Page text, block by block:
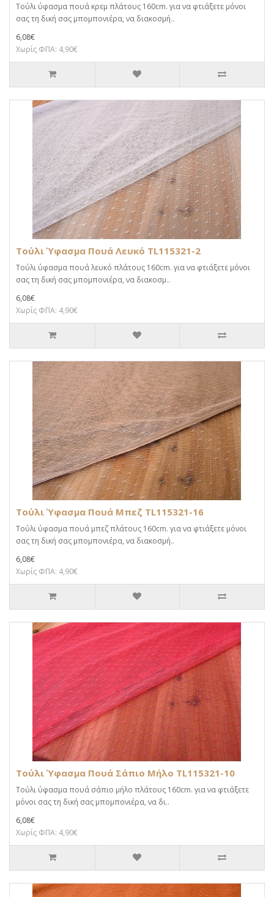
Τούλι ύφασμα πουά κρεμ πλάτους 160cm. για να φτιάξετε μόνοι
σας τη δική σας μπομπονιέρα, να διακοσμή..
6,08€
Χωρίς ΦΠΑ: 4,90€
Τούλι Ύφασμα Πουά Λευκό TL115321-2
Τούλι ύφασμα πουά λευκό πλάτους 160cm. για να φτιάξετε μόνοι
σας τη δική σας μπομπονιέρα, να διακοσμ..
6,08€
Χωρίς ΦΠΑ: 4,90€
Τούλι Ύφασμα Πουά Μπεζ TL115321-16
Τούλι ύφασμα πουά μπεζ πλάτους 160cm. για να φτιάξετε μόνοι
σας τη δική σας μπομπονιέρα, να διακοσμή..
6,08€
Χωρίς ΦΠΑ: 4,90€
Τούλι Ύφασμα Πουά Σάπιο Μήλο TL115321-10
Τούλι ύφασμα πουά σάπιο μήλο πλάτους 160cm. για να φτιάξετε
μόνοι σας τη δική σας μπομπονιέρα, να δι..
6,08€
Χωρίς ΦΠΑ: 4,90€